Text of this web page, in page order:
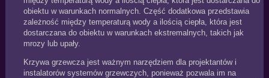
obiektu w warunkach normalnych. Część dodatkowa przedstawia
zależność między temperaturą wody a ilością ciepła, która jest
dostarczana do obiektu w warunkach ekstremalnych, takich jak
mrozy lub upały.
Krzywa grzewcza jest ważnym narzędziem dla projektantów i
instalatorów systemów grzewczych, ponieważ pozwala im na